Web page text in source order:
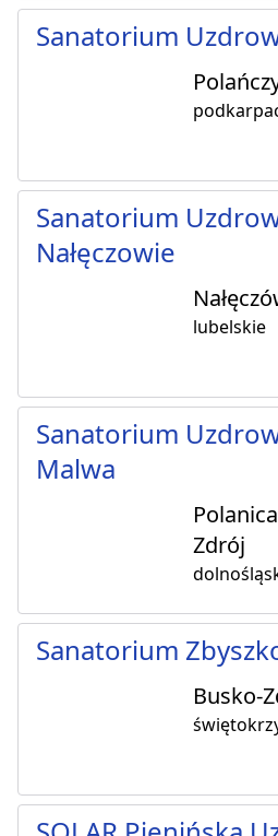
Sanatorium
Sanatorium
Nałęczowie
lubelskie
Sanatorium
Malwa
Zdrój
Sanatorium
Busko-